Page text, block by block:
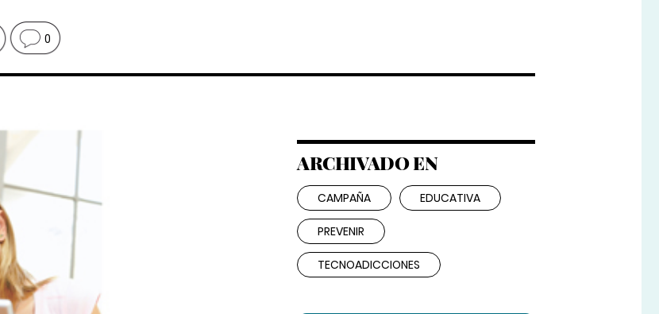
0
ARCHIVADO EN
CAMPAÑA EDUCATIVA
PREVENIR
TECNOADICCIONES